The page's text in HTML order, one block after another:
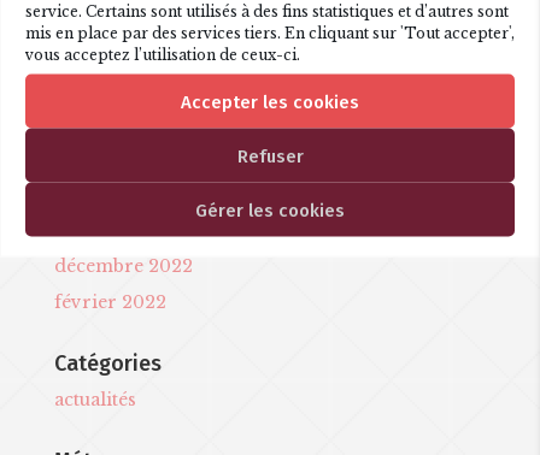
service. Certains sont utilisés à des fins statistiques et d’autres sont
mis en place par des services tiers. En cliquant sur 'Tout accepter',
vous acceptez l’utilisation de ceux-ci.
Accepter les cookies
Refuser
Gérer les cookies
Articles récents
Les P’tits opéras, La Flûte
Une nouvelle création !
Commentaires récents
Archives
décembre 2022
février 2022
Catégories
actualités